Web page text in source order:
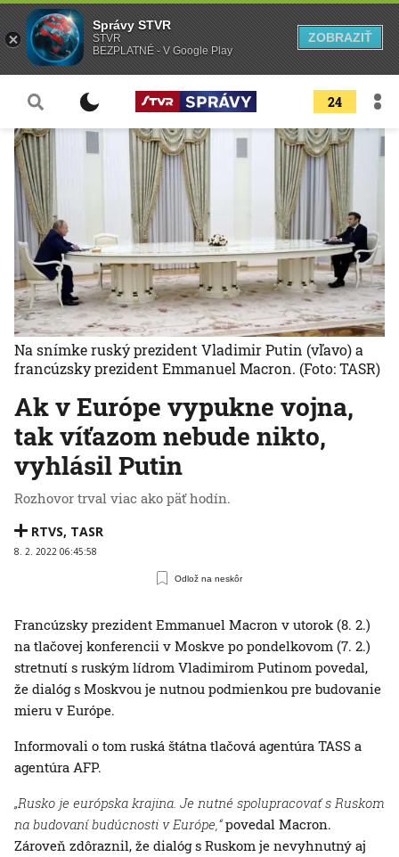
24
Ak v Európe vypukne vojna,
tak víťazom nebude nikto,
vyhlásil Putin
Rozhovor trval viac ako päť hodín.
RTVS, TASR
8. 2. 2022 06:45:58
Odlož na neskôr
Na snímke ruský prezident Vladimir Putin (vľavo) a
francúzsky prezident Emmanuel Macron. (Foto: TASR)
Francúzsky prezident Emmanuel Macron v utorok (8. 2.)
na tlačovej konferencii v Moskve po pondelkovom (7. 2.)
stretnutí s ruským lídrom Vladimirom Putinom povedal,
že dialóg s Moskvou je nutnou podmienkou pre budovanie
mieru v Európe.
Informovali o tom ruská štátna tlačová agentúra TASS a
agentúra AFP.
„Rusko je európska krajina. Je nutné spolupracovať s Ruskom
na budovaní budúcnosti v Európe,“povedal Macron.
Zároveň zdôraznil, že dialóg s Ruskom je nevyhnutný aj
Správy STVR
STVR
BEZPLATNÉ - V Google Play
ZOBRAZIŤ